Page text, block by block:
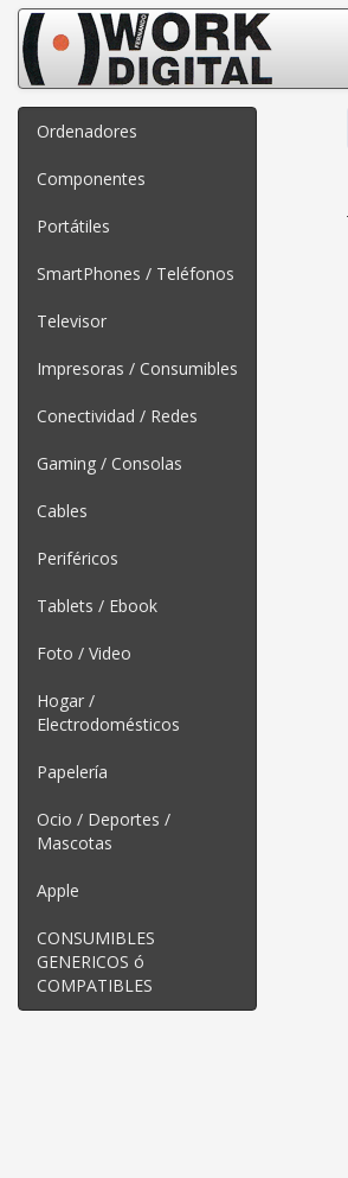
Ordenadores
Componentes
Portátiles
SmartPhones / Teléfonos
Televisor
Impresoras / Consumibles
Conectividad / Redes
Gaming / Consolas
Cables
Periféricos
Tablets / Ebook
Foto / Video
Hogar /
Electrodomésticos
Papelería
Ocio / Deportes /
Mascotas
Apple
CONSUMIBLES
GENERICOS ó
COMPATIBLES